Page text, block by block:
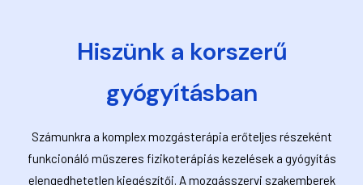
Hiszünk a korszerű
gyógyításban
Számunkra a komplex mozgásterápia erőteljes részeként
funkcionáló műszeres fizikoterápiás kezelések a gyógyítás
elengedhetetlen kiegészítői. A mozgásszervi szakemberek